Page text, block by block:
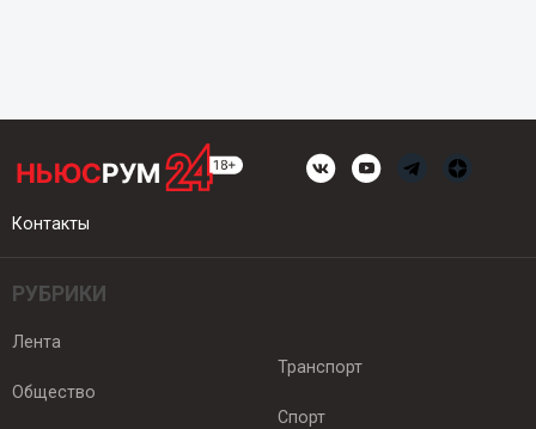
Контакты
РУБРИКИ
Лента
Общество
Транспорт
Спорт